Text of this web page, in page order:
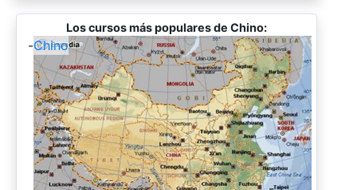
Los cursos más populares de Chino:
-Chino